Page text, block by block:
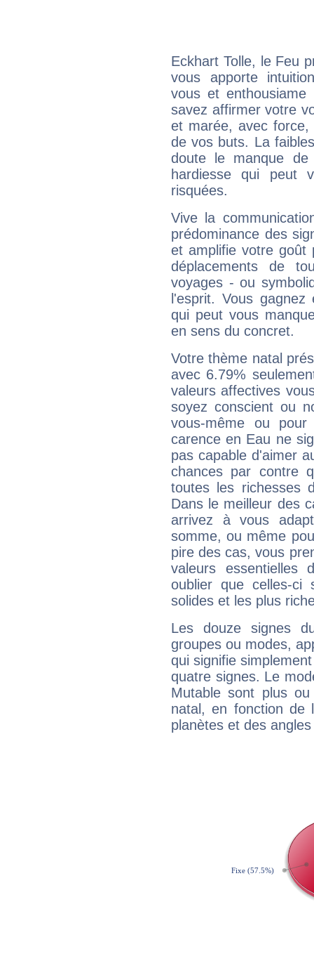
Eckhart Tolle, le Feu
vous apporte
vous et
savez affirmer votre
et marée, avec
de vos buts. La
doute le manque
hardiesse qui peut
risquées.
Vive la
prédominance des
et amplifie votre goût
déplacements de
voyages - ou
l'esprit. Vous
qui peut vous
en sens du concret.
Votre thème natal
avec 6.79%
valeurs affectives
soyez conscient ou
vous-même ou
carence en Eau ne
pas capable d'aimer
chances par contre
toutes les richesses
Dans le meilleur des
arrivez à vous
somme, ou même
pire des cas, vous
valeurs
oublier que celles-
solides et les plus
Les douze signes
groupes ou modes,
qui signifie
quatre signes. Le
Mutable sont plus
natal, en fonction de
planètes et des